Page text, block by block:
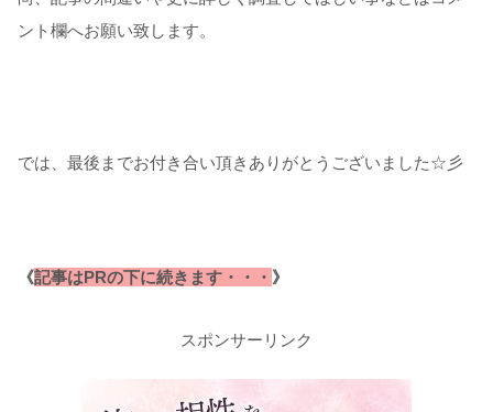
ント欄へお願い致します。
では、最後までお付き合い頂きありがとうございました☆彡
《記事はPRの下に続きます・・・ 》
スポンサーリンク